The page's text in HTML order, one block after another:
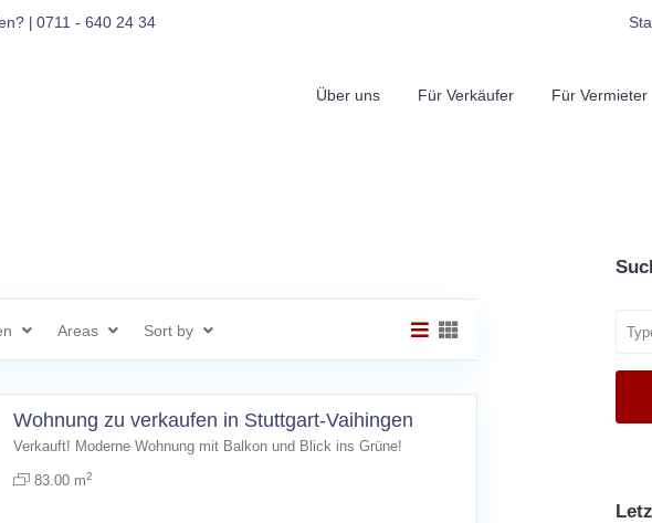
0711 - 640 24 34
Über uns Für Verkäufer Für Vermieter
Areas Sort by
Wohnung zu verkaufen in Stuttgart-Vaihingen
Verkauft! Moderne Wohnung mit Balkon und Blick ins Grüne!
83.00 m2